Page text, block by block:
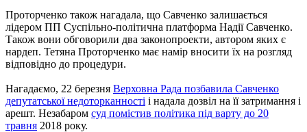
Проторченко також нагадала, що Савченко залишається
лідером ПП Суспільно-політична платформа Надії Савченко.
Також вони обговорили два законопроекти, автором яких є
нардеп. Тетяна Проторченко має намір вносити їх на розгляд
відповідно до процедури.
Нагадаємо, 22 березня Верховна Рада позбавила Савченко
депутатської недоторканності і надала дозвіл на її затримання і
арешт. Незабаром суд помістив політика під варту до 20
травня 2018 року.